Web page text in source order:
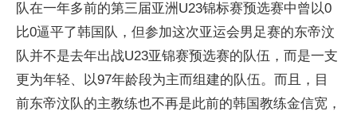
队在一年多前的第三届亚洲U23锦标赛预选赛中曾以0
比0逼平了韩国队，但参加这次亚运会男足赛的东帝汶
队并不是去年出战U23亚锦赛预选赛的队伍，而是一支
更为年轻、以97年龄段为主而组建的队伍。而且，目
前东帝汶队的主教练也不再是此前的韩国教练金信宽，